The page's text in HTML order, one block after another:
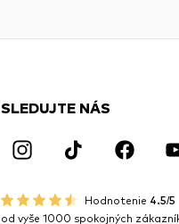
SLEDUJTE NÁS
Hodnotenie 4.5/5
od vyše 1000 spokojných